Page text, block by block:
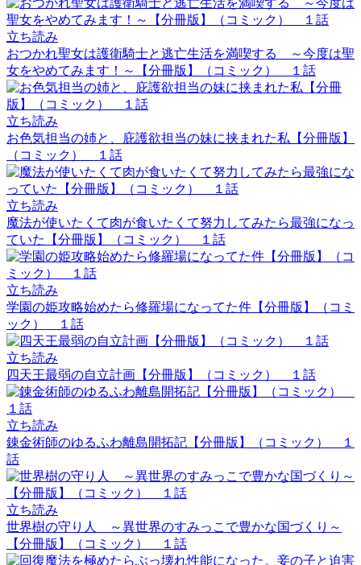
立ち読み
おつかれ聖女は護衛騎士と逃亡生活を満喫する ～今度は聖
女をやめてみます！～【分冊版】（コミック） １話
立ち読み
お色気担当の姉と、庇護欲担当の妹に挟まれた私【分冊版】
（コミック） １話
立ち読み
魔法が使いたくて肉が食いたくて努力してみたら最強になっ
ていた【分冊版】（コミック） １話
立ち読み
学園の姫攻略始めたら修羅場になってた件【分冊版】（コミ
ック） １話
立ち読み
四天王最弱の自立計画【分冊版】（コミック） １話
立ち読み
錬金術師のゆるふわ離島開拓記【分冊版】（コミック） １
話
立ち読み
世界樹の守り人 ～異世界のすみっこで豊かな国づくり～
【分冊版】（コミック） １話